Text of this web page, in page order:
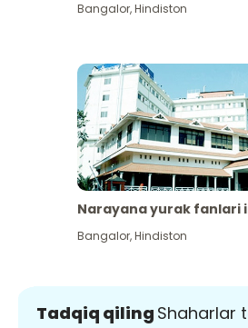
Bangalor,Hindiston
Narayana yurak fanlari
Bangalor,Hindiston
Tadqiq qiling Shaharlar